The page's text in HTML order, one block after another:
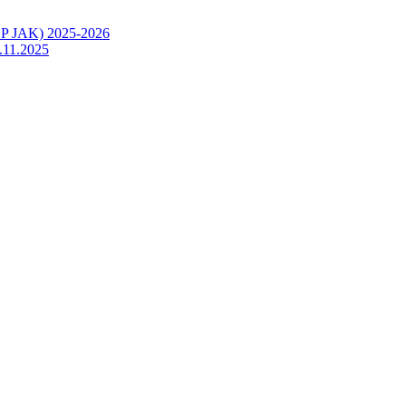
JAK) 2025-2026